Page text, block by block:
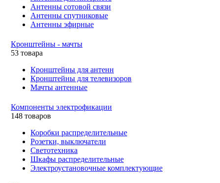
Антенны сотовой связи
Антенны спутниковые
Антенны эфирные
Кронштейны - мачты
53 товара
Кронштейны для антенн
Кронштейны для телевизоров
Мачты антенные
Компоненты электрофикации
148 товаров
Коробки распределительные
Розетки, выключатели
Светотехника
Шкафы распределительные
Электроустановочные комплектующие